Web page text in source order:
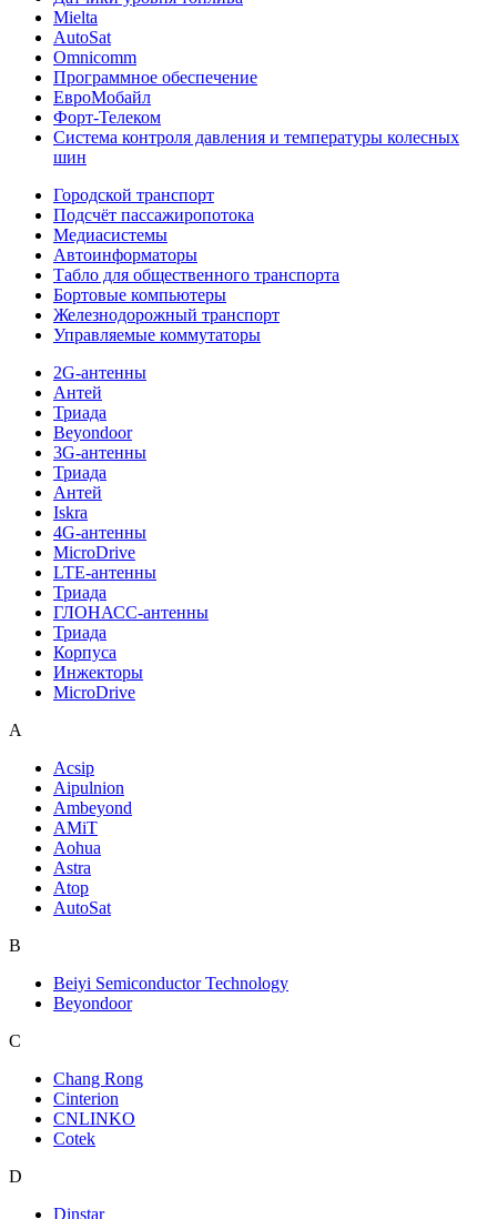
Mielta
AutoSat
Omnicomm
Программное обеспечение
ЕвроМобайл
Форт-Телеком
Система контроля давления и температуры колесных
шин
Городской транспорт
Подсчёт пассажиропотока
Медиасистемы
Автоинформаторы
Табло для общественного транспорта
Бортовые компьютеры
Железнодорожный транспорт
Управляемые коммутаторы
2G-антенны
Антей
Триада
Beyondoor
3G-антенны
Триада
Антей
Iskra
4G-антенны
MicroDrive
LTE-антенны
Триада
ГЛОНАСС-антенны
Триада
Корпуса
Инжекторы
MicroDrive
A
Acsip
Aipulnion
Ambeyond
AMiT
Aohua
Astra
Atop
AutoSat
B
Beiyi Semiconductor Technology
Beyondoor
C
Chang Rong
Cinterion
CNLINKO
Cotek
D
Dinstar